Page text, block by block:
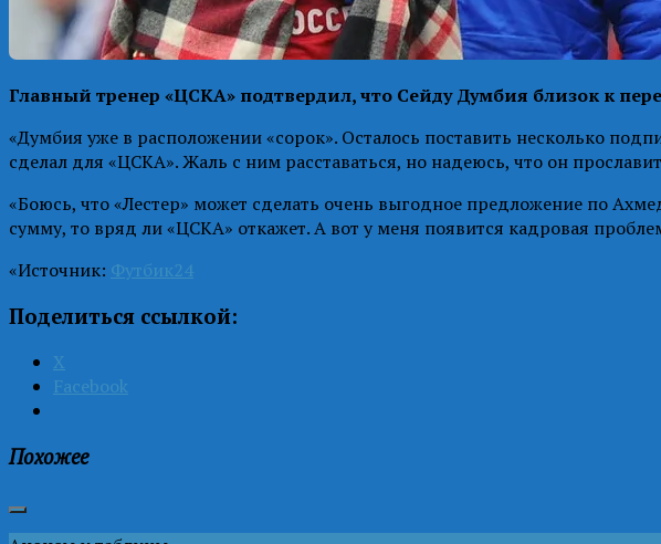
Главный тренер «ЦСКА» подтвердил, что Сейду Думбия близок к
«Думбия уже в расположении «сорок». Осталось поставить несколько
сделал для «ЦСКА». Жаль с ним расставаться, но надеюсь, что он
«Боюсь, что «Лестер» может сделать очень выгодное предложение по
сумму, то вряд ли «ЦСКА» откажет. А вот у меня появится кадровая
«Источник: Футбик24
Поделиться ссылкой:
X
Facebook
Похожее